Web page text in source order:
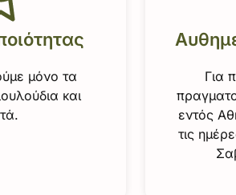
μόνο τα
και
Για
εντός
τις